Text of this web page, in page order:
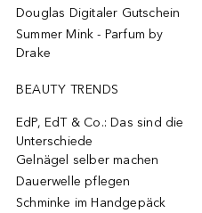
Douglas Digitaler Gutschein
Summer Mink - Parfum by
Drake
BEAUTY TRENDS
EdP, EdT & Co.: Das sind die
Unterschiede
Gelnägel selber machen
Dauerwelle pflegen
Schminke im Handgepäck